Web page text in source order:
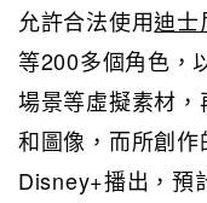
允許合法使用迪士
等200多個角色，
場景等虛擬素材
和圖像，而所創
Disney+播出，預